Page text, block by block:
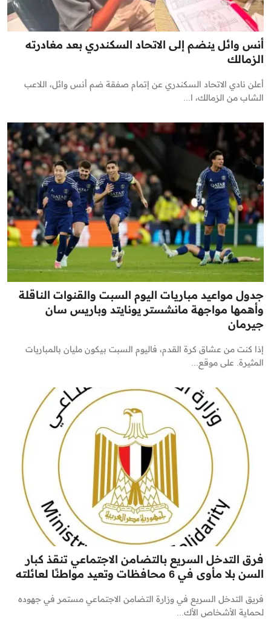
أنس وائل ينضم إلى الاتحاد السكندري بعد مغادرته
الزمالك
أعلن نادي الاتحاد السكندري عن إتمام صفقة ضم أنس وائل، اللاعب
الشاب من الزمالك، ا...
جدول مواعيد مباريات اليوم السبت والقنوات الناقلة
وأهمها مواجهة مانشستر يونايتد وباريس سان
جيرمان
إذا كنت من عشاق كرة القدم، فاليوم السبت بيكون مليان بالمباريات
المثيرة. على موقع...
فرق التدخل السريع بالتضامن الاجتماعي تنقذ كبار
السن بلا مأوى في 6 محافظات وتعيد مواطنًا لعائلته
فريق التدخل السريع في وزارة التضامن الاجتماعي مستمر في جهوده
لحماية الأشخاص الأك...